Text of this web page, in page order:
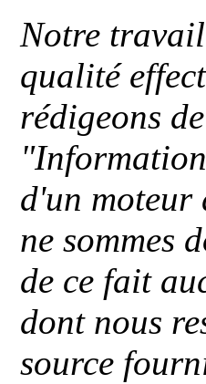
Notre
qualité
rédigeons
"
d'un moteur
ne sommes
de ce fait
dont nous
source